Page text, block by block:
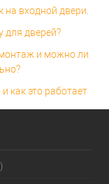
входной двери.
для дверей?
и можно ли
как это работает